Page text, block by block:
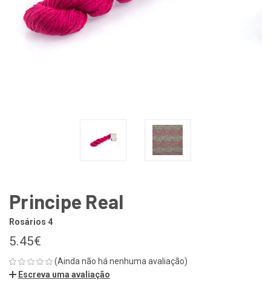
Principe Real
Rosários 4
5.45€
(Ainda não há nenhuma avaliação)
Escreva uma avaliação